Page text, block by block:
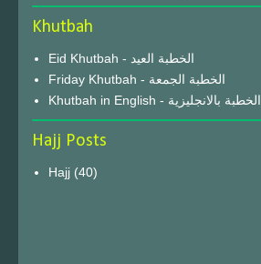
Khutbah
Eid Khutbah - الخطبة العيد
Friday Khutbah - الخطبة الجمعة
Khutbah in English - الخطبة بالانجليزية
Hajj Posts
Hajj (40)